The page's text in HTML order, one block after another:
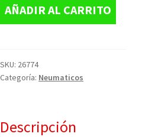
AÑADIR AL CARRITO
SKU: 26774
Categoría: Neumaticos
Descripción